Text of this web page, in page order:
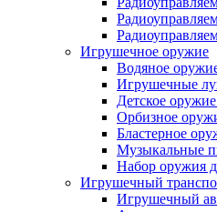
Игрушечное оружие
Водяное
Игрушечные
Детское
Орбизное
Бластерное
Музыкальные
Набор оружия
Игрушечный
Игрушечный